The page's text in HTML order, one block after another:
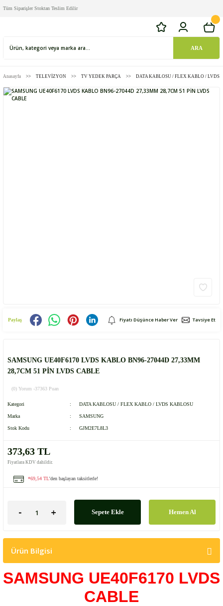
Tüm Siparişler Stoktan Teslim Edilir
ARA
Anasayfa TELEVİZYON TV YEDEK PARÇA DATA KABLOSU / FLEX KABLO / LVDS
Paylaş Fiyatı Düşünce Haber Ver Tavsiye Et
SAMSUNG UE40F6170 LVDS KABLO BN96-27044D 27,33MM
28,7CM 51 PİN LVDS CABLE
(0) Yorum -37363 Puan
Kategori DATA KABLOSU / FLEX KABLO / LVDS KABLOSU
Marka SAMSUNG
Stok Kodu GJM2E7L8L3
373,63 TL
Fiyatlara KDV dahildir.
*69,54 TL'den başlayan taksitlerle!
Sepete Ekle Hemen Al
Ürün Bilgisi
SAMSUNG UE40F6170 LVDS
CABLE